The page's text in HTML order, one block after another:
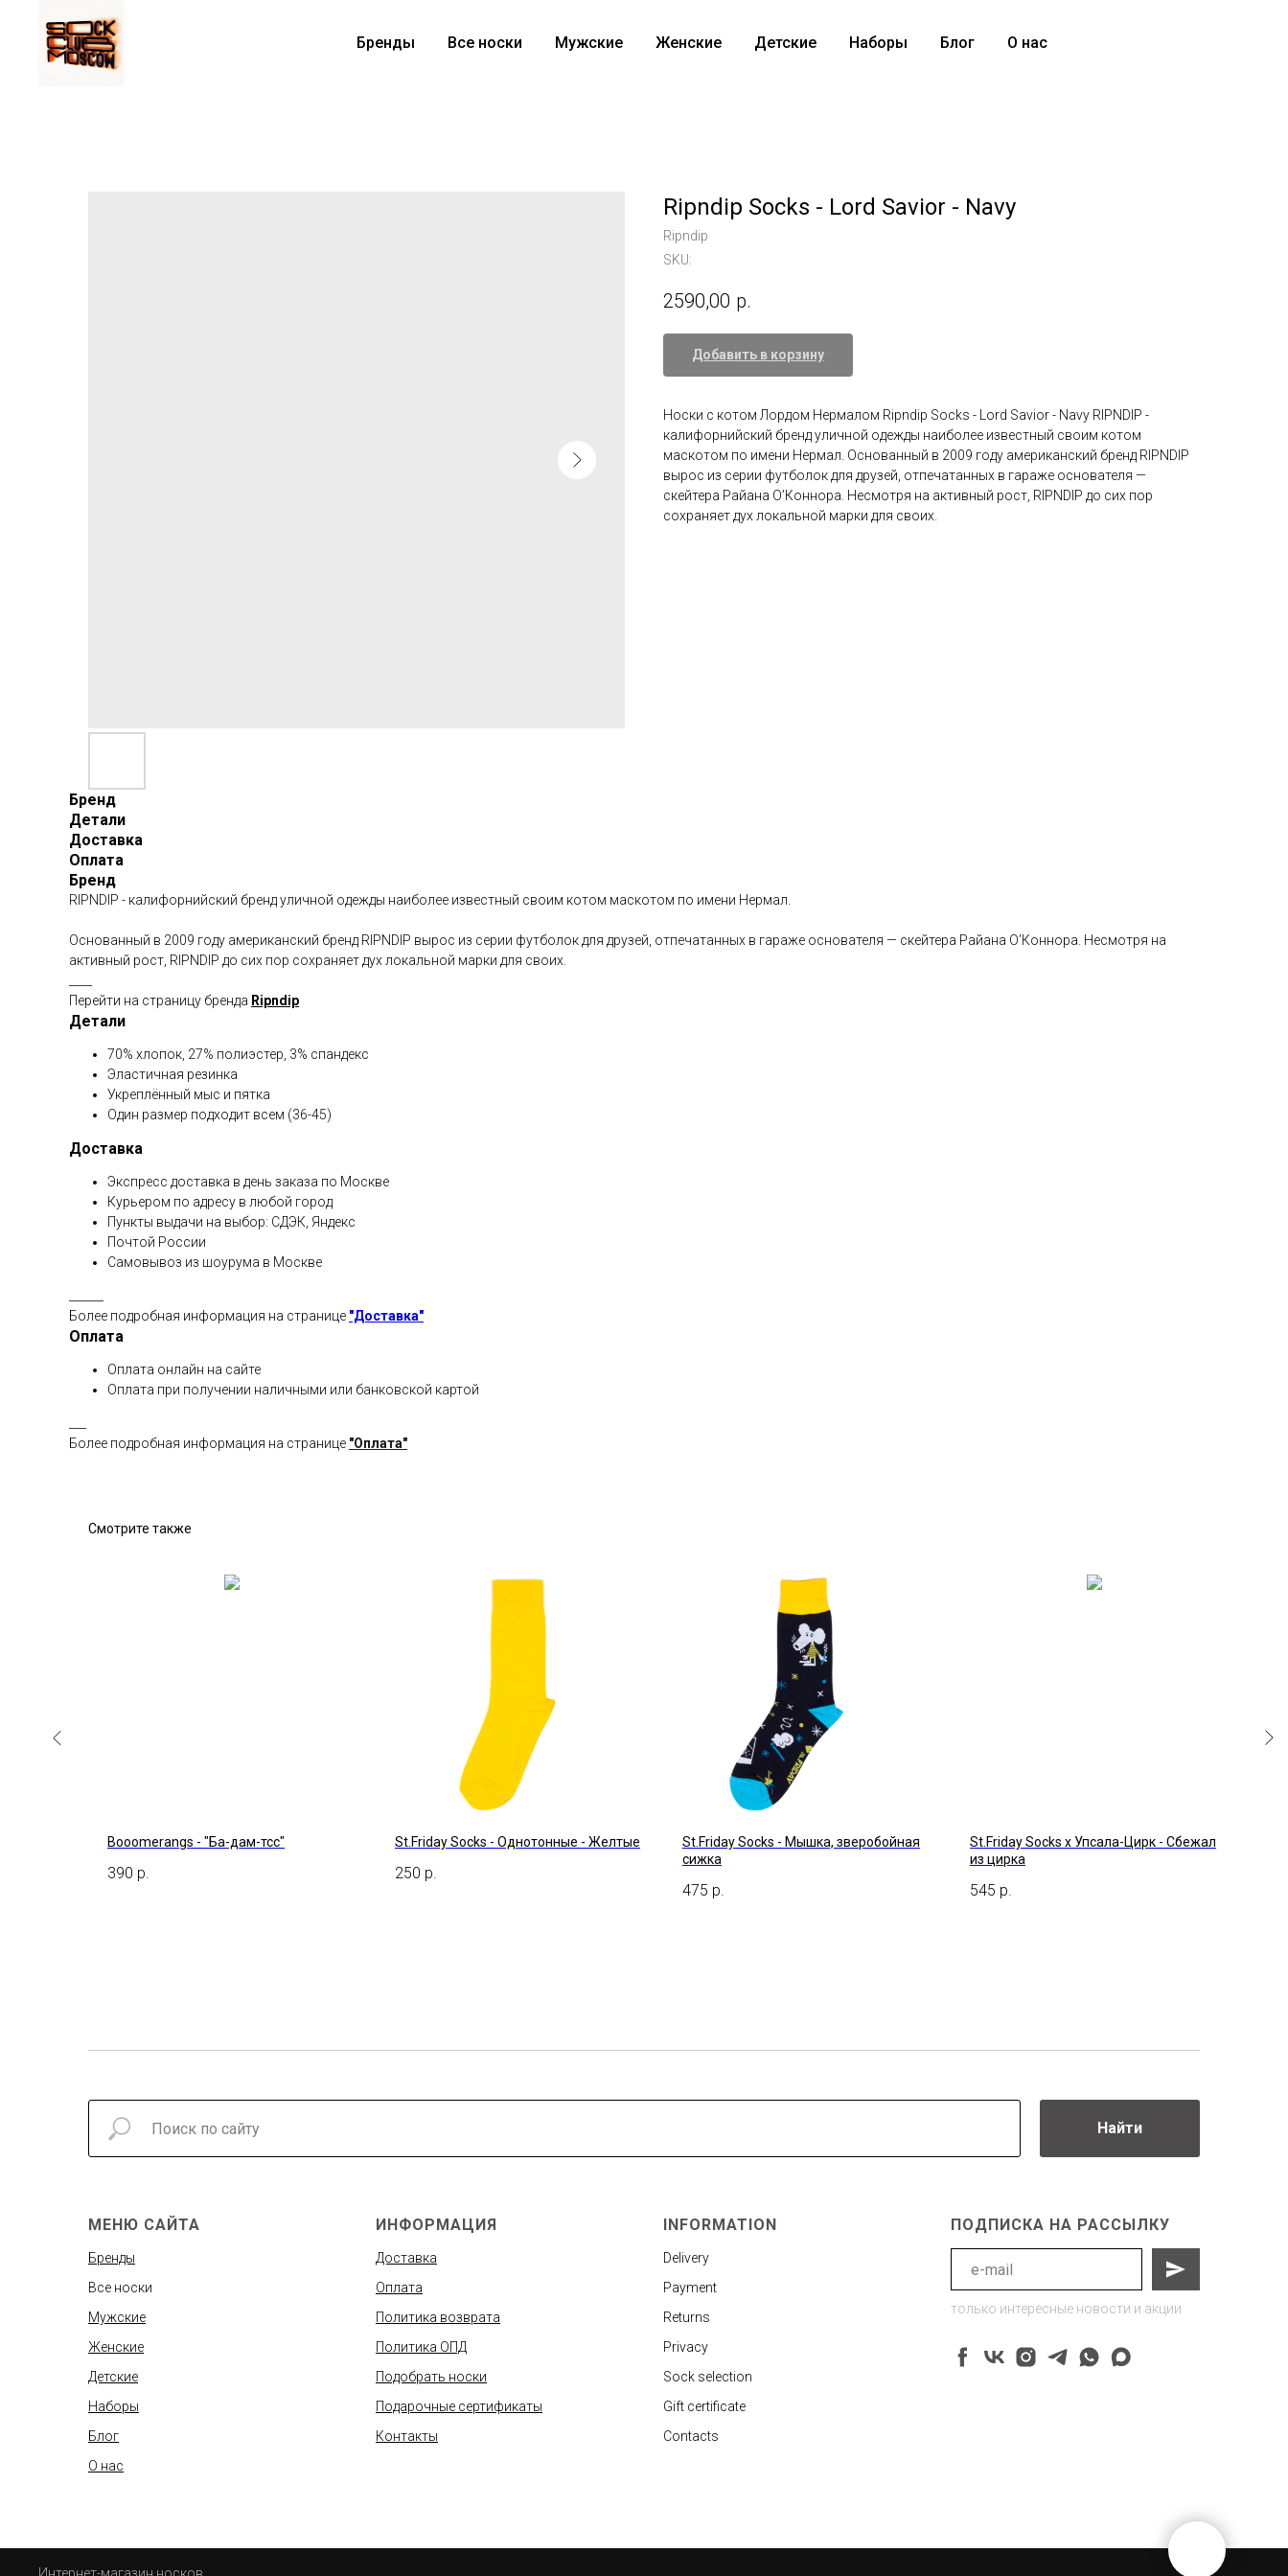
Бренды Все носки Мужские Женские Детские Наборы Блог О нас
Ripndip Socks - Lord Savior - Navy
Ripndip
SKU:
2590,00 р.
Добавить в корзину
Носки с котом Лордом Нермалом Ripndip Socks - Lord Savior - Navy RIPNDIP -
калифорнийский бренд уличной одежды наиболее известный своим котом
маскотом по имени Нермал. Основанный в 2009 году американский бренд RIPNDIP
вырос из серии футболок для друзей, отпечатанных в гараже основателя —
скейтера Райана О’Коннора. Несмотря на активный рост, RIPNDIP до сих пор
сохраняет дух локальной марки для своих.
Бренд
Детали
Доставка
Оплата
Бренд
RIPNDIP - калифорнийский бренд уличной одежды наиболее известный своим котом маскотом по имени Нермал.
Основанный в 2009 году американский бренд RIPNDIP вырос из серии футболок для друзей, отпечатанных в гараже основателя — скейтера Райана О’Коннора. Несмотря на
активный рост, RIPNDIP до сих пор сохраняет дух локальной марки для своих.
Перейти на страницу бренда Ripndip
Детали
70% хлопок, 27% полиэстер, 3% спандекс
Эластичная резинка
Укреплённый мыс и пятка
Один размер подходит всем (36-45)
Доставка
Экспресс доставка в день заказа по Москве
Курьером по адресу в любой город
Пункты выдачи на выбор: СДЭК, Яндекс
Почтой России
Самовывоз из шоурума в Москве
Более подробная информация на странице "Доставка"
Оплата
Оплата онлайн на сайте
Оплата при получении наличными или банковской картой
Более подробная информация на странице "Оплата"
Смотрите также
Booomerangs - "Ба-дам-тсс"
390 р.
St.Friday Socks - Однотонные - Желтые
250 р.
St.Friday Socks - Мышка, зверобойная
сижка
475 р.
St.Friday Socks x Упсала-Цирк - Сбежал
из цирка
545 р.
Найти
МЕНЮ САЙТА
Бренды
Все носки
Мужские
Женские
Детские
Наборы
Блог
О нас
ИНФОРМАЦИЯ
Доставка
Оплата
Политика возврата
Политика ОПД
Подобрать носки
Подарочные сертификаты
Контакты
INFORMATION
Delivery
Payment
Returns
Privacy
Sock selection
Gift certificate
Contacts
ПОДПИСКА НА РАССЫЛКУ
только интересные новости и акции